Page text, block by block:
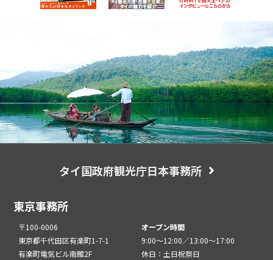
タイ国政府観光庁日本事務所
東京事務所
〒100-0006
東京都千代田区有楽町1-7-1
有楽町電気ビル南館2F
オープン時間
9:00～12:00／13:00～17:00
休日：土日祝祭日